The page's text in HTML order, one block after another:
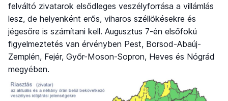
felváltó zivatarok elsődleges veszélyforrása a villámlás
lesz, de helyenként erős, viharos széllökésekre és
jégesőre is számítani kell. Augusztus 7-én elsőfokú
figyelmeztetés van érvényben Pest, Borsod-Abaúj-
Zemplén, Fejér, Győr-Moson-Sopron, Heves és Nógrád
megyében.